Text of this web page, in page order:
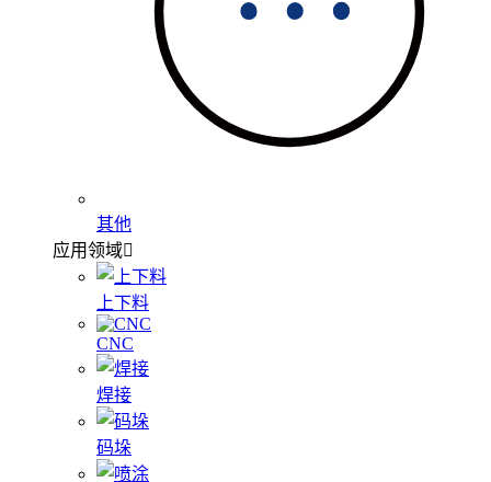
其他
应用领域
上下料
CNC
焊接
码垛